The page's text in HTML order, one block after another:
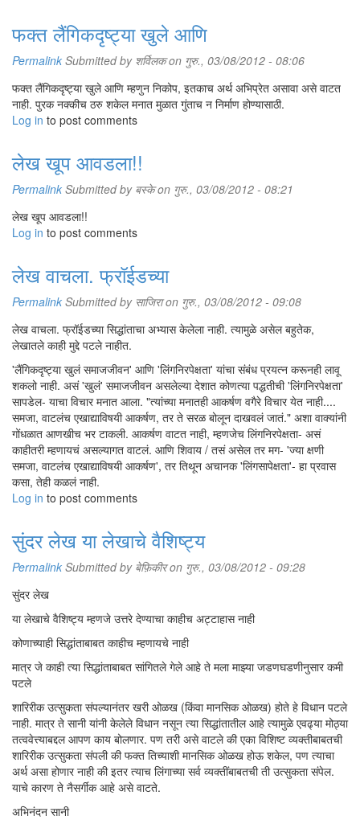
फक्त लैंगिकदृष्ट्या खुले आणि
Permalink Submitted by शर्विलकon गुरु., 03/08/2012 - 08:06
फक्त लैंगिकदृष्ट्या खुले आणि म्हणुन निकोप, इतकाच अर्थ अभिप्रेत असावा असे वाटत
नाही. पुरक नक्कीच ठरु शकेल मनात मुळात गुंताच न निर्माण होण्यासाठी.
Log in to post comments
लेख खूप आवडला!!
Permalink Submitted by बस्केon गुरु., 03/08/2012 - 08:21
लेख खूप आवडला!!
Log in to post comments
लेख वाचला. फ्रॉईडच्या
Permalink Submitted by साजिराon गुरु., 03/08/2012 - 09:08
लेख वाचला. फ्रॉईडच्या सिद्धांताचा अभ्यास केलेला नाही. त्यामुळे असेल बहुतेक,
लेखातले काही मुद्दे पटले नाहीत.
'लैंगिकदृष्ट्या खुलं समाजजीवन' आणि 'लिंगनिरपेक्षता' यांचा संबंध प्रयत्न करूनही लावू
शकलो नाही. असं 'खुलं' समाजजीवन असलेल्या देशात कोणत्या पद्धतीची 'लिंगनिरपेक्षता'
सापडेल- याचा विचार मनात आला. "त्यांच्या मनातही आकर्षण वगैरे विचार येत नाही....
समजा, वाटलंच एखाद्याविषयी आकर्षण, तर ते सरळ बोलून दाखवलं जातं." अशा वाक्यांनी
गोंधळात आणखीच भर टाकली. आकर्षण वाटत नाही, म्हणजेच लिंगनिरपेक्षता- असं
काहीतरी म्हणायचं असल्यागत वाटलं. आणि शिवाय / तसं असेल तर मग- 'ज्या क्षणी
समजा, वाटलंच एखाद्याविषयी आकर्षण', तर तिथून अचानक 'लिंगसापेक्षता'- हा प्रवास
कसा, तेही कळलं नाही.
Log in to post comments
सुंदर लेख या लेखाचे वैशिष्ट्य
Permalink Submitted by बेफ़िकीरon गुरु., 03/08/2012 - 09:28
सुंदर लेख
या लेखाचे वैशिष्ट्य म्हणजे उत्तरे देण्याचा काहीच अट्टाहास नाही
कोणाच्याही सिद्धांताबाबत काहीच म्हणायचे नाही
मात्र जे काही त्या सिद्धांताबाबत सांगितले गेले आहे ते मला माझ्या जडणघडणीनुसार कमी
पटले
शारिरीक उत्सुकता संपल्यानंतर खरी ओळख (किंवा मानसिक ओळख) होते हे विधान पटले
नाही. मात्र ते सानी यांनी केलेले विधान नसून त्या सिद्धांतातील आहे त्यामुळे एवढ्या मोठ्या
तत्ववेत्त्याबद्दल आपण काय बोलणार. पण तरी असे वाटले की एका विशिष्ट व्यक्तीबाबतची
शारिरीक उत्सुकता संपली की फक्त तिच्याशी मानसिक ओळख होऊ शकेल, पण त्याचा
अर्थ असा होणार नाही की इतर त्याच लिंगाच्या सर्व व्यक्तींबाबतची ती उत्सुकता संपेल.
याचे कारण ते नैसर्गीक आहे असे वाटते.
अभिनंदन सानी